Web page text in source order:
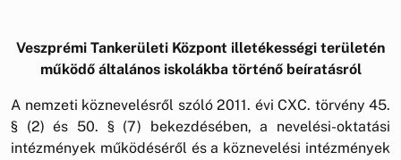
Veszprémi Tankerületi Központ illetékességi területén
működő általános iskolákba történő beíratásról
A nemzeti köznevelésről szóló 2011. évi CXC. törvény 45.
§ (2) és 50. § (7) bekezdésében, a nevelési-oktatási
intézmények működéséről és a köznevelési intézmények